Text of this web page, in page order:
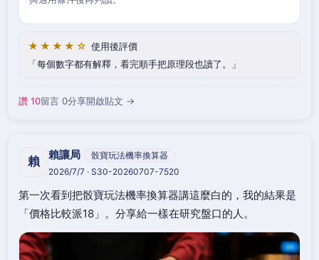
★★★★☆ 使用後評價
每個數字都有解釋，看完順手把原理段也讀了。
讚 10留言 0分享開啟貼文 →
賴 賴讓局
骰寶玩法機率換算器
2026/7/7 · S30-20260707-7520
第一次看到把骰寶玩法機率換算器講這麼白的，我的結果是
「價格比較派18」。分享給一樣在研究盤口的人。